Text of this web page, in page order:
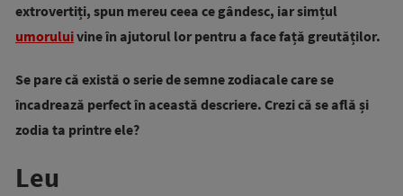
extrovertiți, spun mereu ceea ce gândesc, iar simțul
umoruluivine în ajutorul lor pentru a face față greutăților.
Se pare că există o serie de semne zodiacale care se
încadrează perfect în această descriere. Crezi că se află și
zodia ta printre ele?
Leu